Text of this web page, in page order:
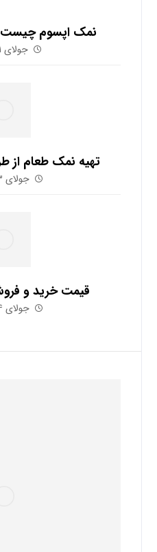
نمک اپسوم چیست
جولای 21, 2018
تهیه نمک طعام از
جولای 23, 2018
قیمت خرید و
جولای 24, 2018